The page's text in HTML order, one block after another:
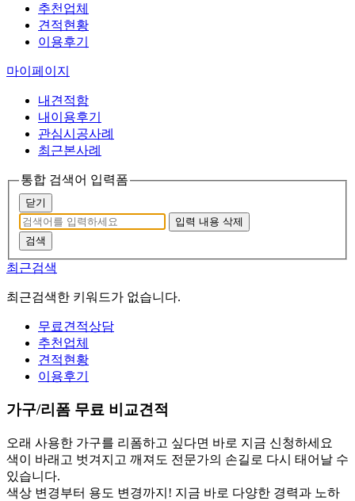
추천업체
견적현황
이용후기
마이페이지
내견적함
내이용후기
관심시공사례
최근본사례
통합 검색어 입력폼
닫기
입력 내용 삭제
검색
최근검색
최근검색한 키워드가 없습니다.
무료견적상담
추천업체
견적현황
이용후기
가구/리폼 무료 비교견적
오래 사용한 가구를 리폼하고 싶다면 바로 지금 신청하세요
색이 바래고 벗겨지고 깨져도 전문가의 손길로 다시 태어날 수
있습니다.
색상 변경부터 용도 변경까지! 지금 바로 다양한 경력과 노하